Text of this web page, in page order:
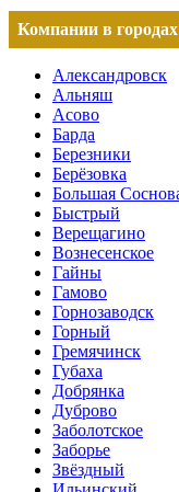
Компании в
Александровск
Альняш
Асово
Барда
Березники
Берёзовка
Большая
Быстрый
Верещагино
Вознесенское
Гайны
Гамово
Горнозаводск
Горный
Гремячинск
Губаха
Добрянка
Дуброво
Заболотское
Заборье
Звёздный